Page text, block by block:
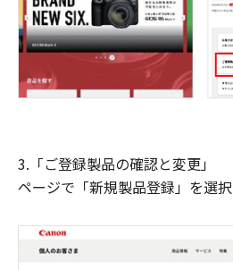
3.「ご登録製品の確認と変更」
ページで「新規製品登録」を選択